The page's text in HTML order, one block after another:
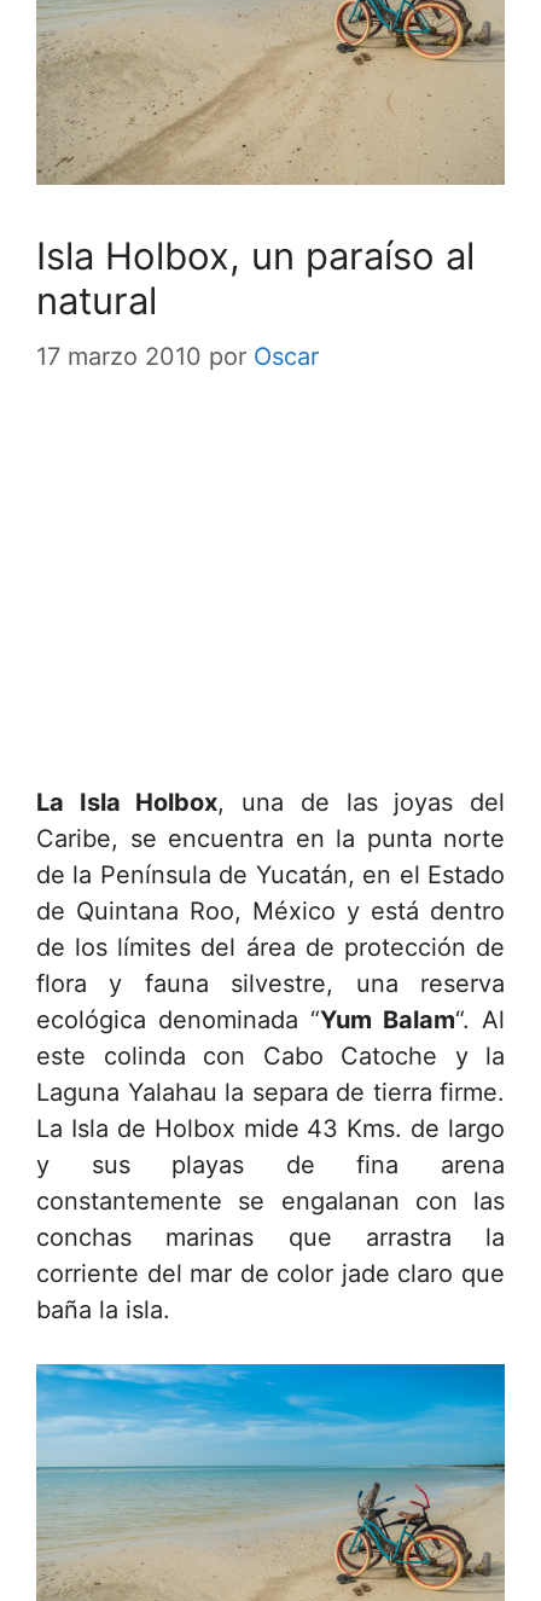
Isla Holbox, un paraíso al
natural
17 marzo 2010 por Oscar
La Isla Holbox, una de las joyas del
Caribe, se encuentra en la punta norte
de la Península de Yucatán, en el Estado
de Quintana Roo, México y está dentro
de los límites del área de protección de
flora y fauna silvestre, una reserva
ecológica denominada “Yum Balam“. Al
este colinda con Cabo Catoche y la
Laguna Yalahau la separa de tierra firme.
La Isla de Holbox mide 43 Kms. de largo
y sus playas de fina arena
constantemente se engalanan con las
conchas marinas que arrastra la
corriente del mar de color jade claro que
baña la isla.